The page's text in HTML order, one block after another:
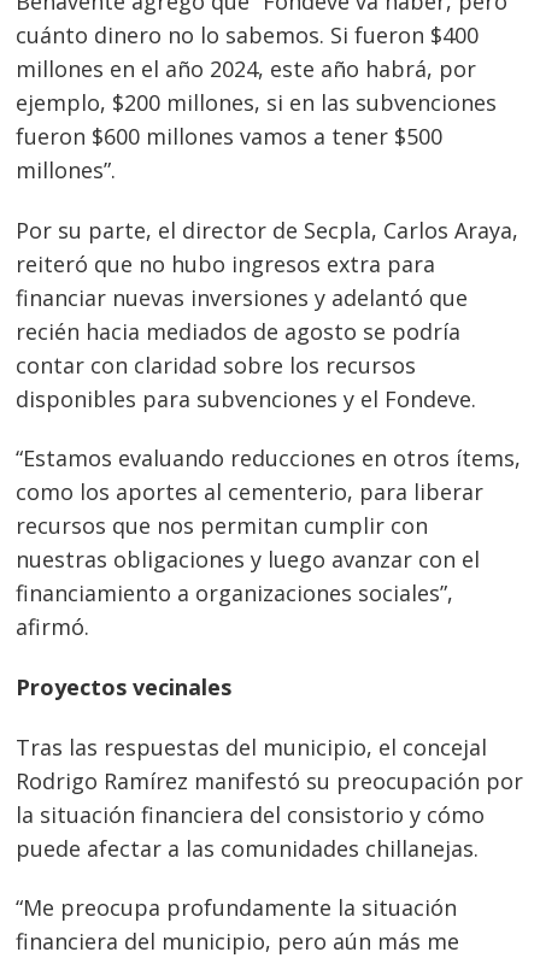
cuánto dinero no lo sabemos. Si fueron $400
millones en el año 2024, este año habrá, por
ejemplo, $200 millones, si en las subvenciones
fueron $600 millones vamos a tener $500
millones”.
Por su parte, el director de Secpla, Carlos Araya,
reiteró que no hubo ingresos extra para
financiar nuevas inversiones y adelantó que
recién hacia mediados de agosto se podría
contar con claridad sobre los recursos
disponibles para subvenciones y el Fondeve.
“Estamos evaluando reducciones en otros ítems,
como los aportes al cementerio, para liberar
recursos que nos permitan cumplir con
nuestras obligaciones y luego avanzar con el
financiamiento a organizaciones sociales”,
afirmó.
Proyectos vecinales
Tras las respuestas del municipio, el concejal
Rodrigo Ramírez manifestó su preocupación por
la situación financiera del consistorio y cómo
puede afectar a las comunidades chillanejas.
“Me preocupa profundamente la situación
financiera del municipio, pero aún más me